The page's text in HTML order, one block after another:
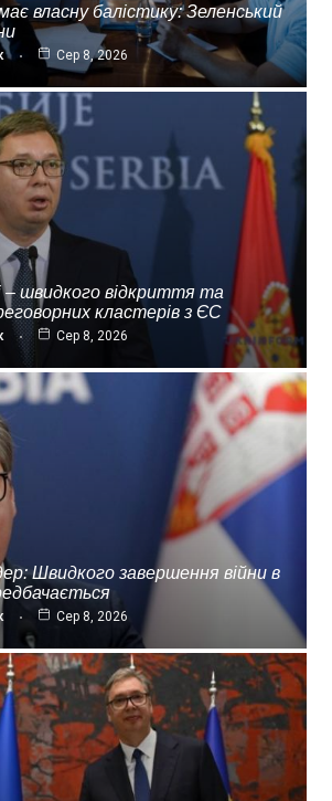
власну балістику: Зеленський
Сер 8, 2026
– швидкого відкриття та
кластерів з ЄС
Сер 8, 2026
Швидкого завершення війни в
Сер 8, 2026